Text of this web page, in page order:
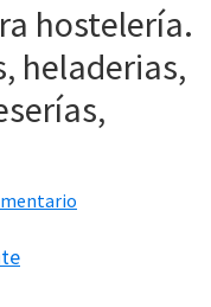
hostelería.
heladerias,